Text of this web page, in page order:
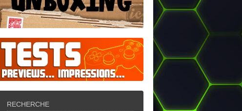
RECHERCHE